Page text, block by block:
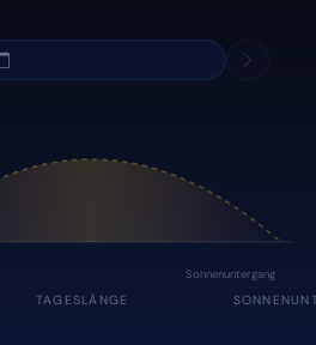
Sonnenuntergang
TAGESLÄNGE